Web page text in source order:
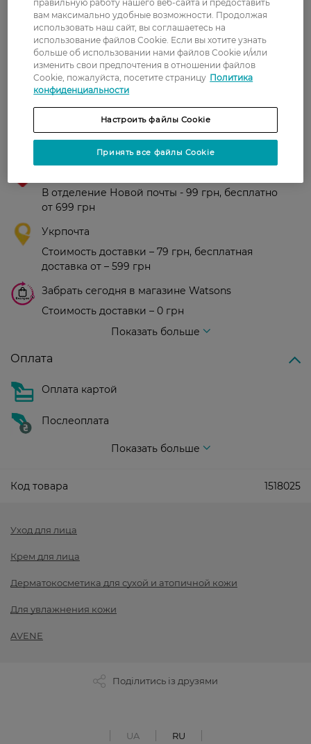
Рейтинг и отзывы
0 0 відгуків
Доставка
В отделение Новой почты - 99 грн, бесплатно
от 699 грн
Укрпочта
Стоимость доставки – 79 грн, бесплатная
доставка от – 599 грн
Забрать сегодня в магазине Watsons
Стоимость доставки – 0 грн
Показать больше
Оплата
Оплата картой
Послеоплата
Показать больше
Код товара 1518025
Уход для лица
Крем для лица
Дерматокосметика для сухой и атопичной кожи
Для увлажнения кожи
AVENE
Поділитись із друзями
UA RU
правильную работу нашего веб-сайта и предоставить
вам максимально удобные возможности. Продолжая
использовать наш сайт, вы соглашаетесь на
использование файлов Cookie. Если вы хотите узнать
больше об использовании нами файлов Cookie и/или
изменить свои предпочтения в отношении файлов
Cookie, пожалуйста, посетите страницу Политика
конфиденциальности
Настроить файлы Cookie
Принять все файлы Cookie